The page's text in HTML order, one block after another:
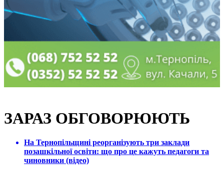
ЗАРАЗ ОБГОВОРЮЮТЬ
На Тернопільщині реорганізують три заклади
позашкільної освіти: що про це кажуть педагоги та
чиновники (відео)